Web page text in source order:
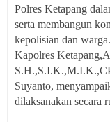
Polres Ketapang
serta membangun
kepolisian dan warga.
Kapolres
Suyanto,
dilaksanakan secara